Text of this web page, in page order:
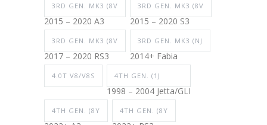
3RD GEN. MK3 (8V
2015 – 2020 A3
3RD GEN. MK3 (8V
2015 – 2020 S3
3RD GEN. MK3 (8V
2017 – 2020 RS3
3RD GEN. MK3 (NJ
2014+ Fabia
4.0T V8/V8S 4TH GEN. (1J
1998 – 2004 Jetta/GLI
4TH GEN. (8Y 4TH GEN. (8Y